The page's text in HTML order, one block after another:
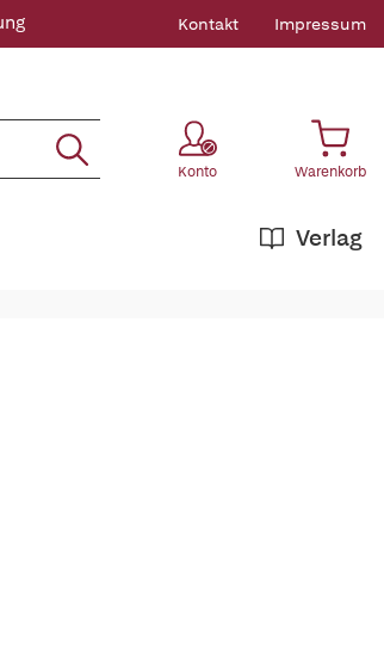
Kontakt Impressum
Konto Warenkorb
Verlag